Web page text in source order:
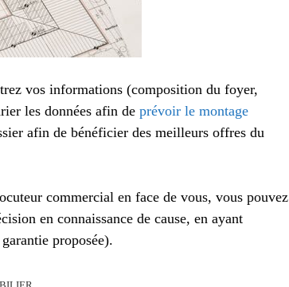
vos informations (composition du foyer,
les données afin de prévoir le montage
afin de bénéficier des meilleurs offres du
commercial en face de vous, vous pouvez
en connaissance de cause, en ayant
proposée).